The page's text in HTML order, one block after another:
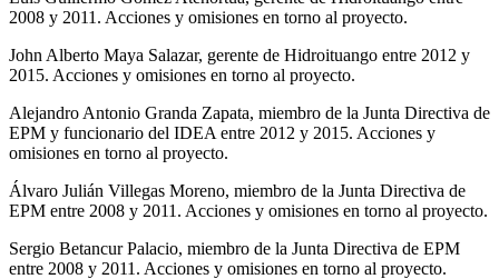
2008 y 2011. Acciones y omisiones en torno al proyecto.
John Alberto Maya Salazar, gerente de Hidroituango entre 2012 y
2015. Acciones y omisiones en torno al proyecto.
Alejandro Antonio Granda Zapata, miembro de la Junta Directiva de
EPM y funcionario del IDEA entre 2012 y 2015. Acciones y
omisiones en torno al proyecto.
Álvaro Julián Villegas Moreno, miembro de la Junta Directiva de
EPM entre 2008 y 2011. Acciones y omisiones en torno al proyecto.
Sergio Betancur Palacio, miembro de la Junta Directiva de EPM
entre 2008 y 2011. Acciones y omisiones en torno al proyecto.